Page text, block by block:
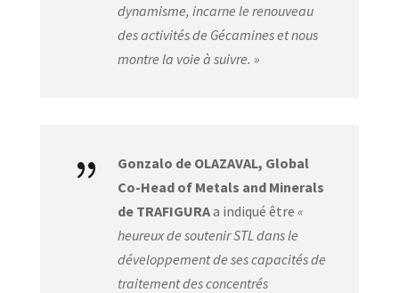
dynamisme, incarne le renouveau
des activités de Gécamines et nous
montre la voie à suivre. »
{
Gonzalo de OLAZAVAL, Global
Co-Head of Metals and Minerals
de TRAFIGURAa indiqué être «
heureux de soutenir STL dans le
développement de ses capacités de
traitement des concentrés